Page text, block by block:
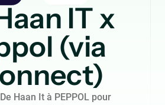
IT x
(via
Haan It à PEPPOL pour